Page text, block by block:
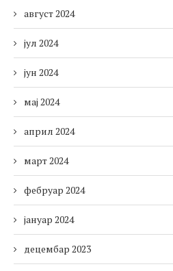
август 2024
јул 2024
јун 2024
мај 2024
април 2024
март 2024
фебруар 2024
јануар 2024
децембар 2023